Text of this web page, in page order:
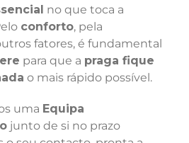
no que toca a
conforto, pela
fatores, é fundamental
para que a praga fique
o mais rápido possível.
uma Equipa
junto de si no prazo